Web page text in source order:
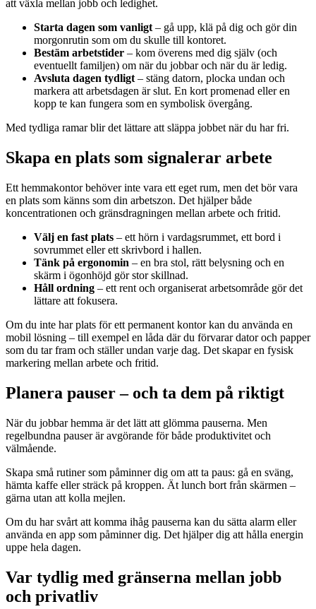
att växla mellan jobb och ledighet.
Starta dagen som vanligt– gå upp, klä på dig och gör din
morgonrutin som om du skulle till kontoret.
Bestäm arbetstider – kom överens med dig själv (och
eventuellt familjen) om när du jobbar och när du är ledig.
Avsluta dagen tydligt– stäng datorn, plocka undan och
markera att arbetsdagen är slut. En kort promenad eller en
kopp te kan fungera som en symbolisk övergång.
Med tydliga ramar blir det lättare att släppa jobbet när du har fri.
Skapa en plats som signalerar arbete
Ett hemmakontor behöver inte vara ett eget rum, men det bör vara
en plats som känns som din arbetszon. Det hjälper både
koncentrationen och gränsdragningen mellan arbete och fritid.
Välj en fast plats – ett hörn i vardagsrummet, ett bord i
sovrummet eller ett skrivbord i hallen.
Tänk på ergonomin – en bra stol, rätt belysning och en
skärm i ögonhöjd gör stor skillnad.
Håll ordning – ett rent och organiserat arbetsområde gör det
lättare att fokusera.
Om du inte har plats för ett permanent kontor kan du använda en
mobil lösning – till exempel en låda där du förvarar dator och papper
som du tar fram och ställer undan varje dag. Det skapar en fysisk
markering mellan arbete och fritid.
Planera pauser – och ta dem på riktigt
När du jobbar hemma är det lätt att glömma pauserna. Men
regelbundna pauser är avgörande för både produktivitet och
välmående.
Skapa små rutiner som påminner dig om att ta paus: gå en sväng,
hämta kaffe eller sträck på kroppen. Ät lunch bort från skärmen –
gärna utan att kolla mejlen.
Om du har svårt att komma ihåg pauserna kan du sätta alarm eller
använda en app som påminner dig. Det hjälper dig att hålla energin
uppe hela dagen.
Var tydlig med gränserna mellan jobb
och privatliv